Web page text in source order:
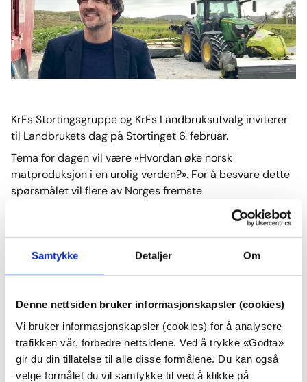
Samtykke Detaljer Om
Denne nettsiden bruker informasjonskapsler (cookies)
Vi bruker informasjonskapsler (cookies) for å analysere
trafikken vår, forbedre nettsidene. Ved å trykke «Godta»
gir du din tillatelse til alle disse formålene. Du kan også
velge formålet du vil samtykke til ved å klikke på
KrFs Stortingsgruppe og KrFs Landbruksutvalg inviterer
til Landbrukets dag på Stortinget 6. februar.
Tema for dagen vil være «Hvordan øke norsk
matproduksjon i en urolig verden?». For å besvare dette
spørsmålet vil flere av Norges fremste
toppolitikere holde korte innlegg. Det vil også bli god tid
til å stille spørsmål til hver bolk, og vi håper du vil bli
med denne dagen.
Program og påmelding følger under.
PROGRAM:
11:00 Registrering, rundstykker og kaffe
11.30 Velkommen og orientering om dagen